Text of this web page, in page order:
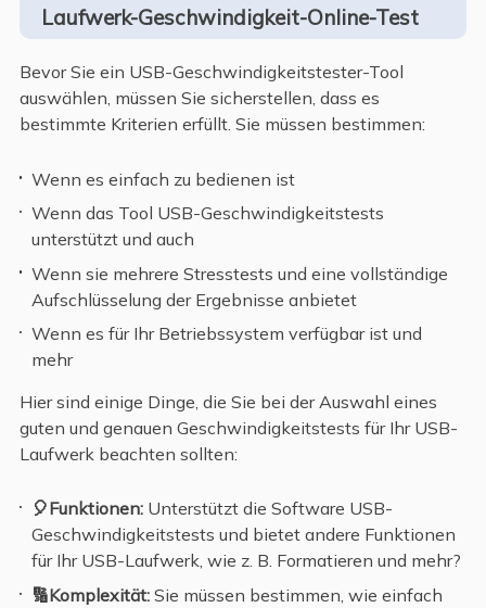
Laufwerk-Geschwindigkeit-Online-Test
Bevor Sie ein USB-Geschwindigkeitstester-Tool
auswählen, müssen Sie sicherstellen, dass es
bestimmte Kriterien erfüllt. Sie müssen bestimmen:
Wenn es einfach zu bedienen ist
Wenn das Tool USB-Geschwindigkeitstests
unterstützt und auch
Wenn sie mehrere Stresstests und eine vollständige
Aufschlüsselung der Ergebnisse anbietet
Wenn es für Ihr Betriebssystem verfügbar ist und
mehr
Hier sind einige Dinge, die Sie bei der Auswahl eines
guten und genauen Geschwindigkeitstests für Ihr USB-
Laufwerk beachten sollten:
🎈Funktionen: Unterstützt die Software USB-
Geschwindigkeitstests und bietet andere Funktionen
für Ihr USB-Laufwerk, wie z. B. Formatieren und mehr?
🔢Komplexität:Sie müssen bestimmen, wie einfach